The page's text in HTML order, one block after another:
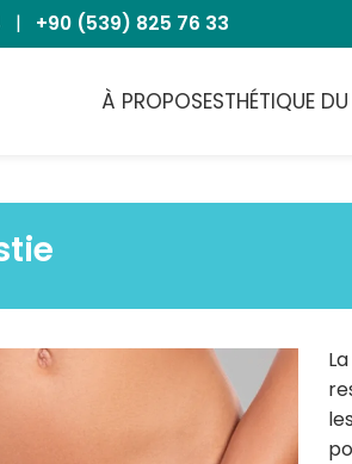
| +90 (539) 825 76 33
À PROPOSESTHÉTIQUE